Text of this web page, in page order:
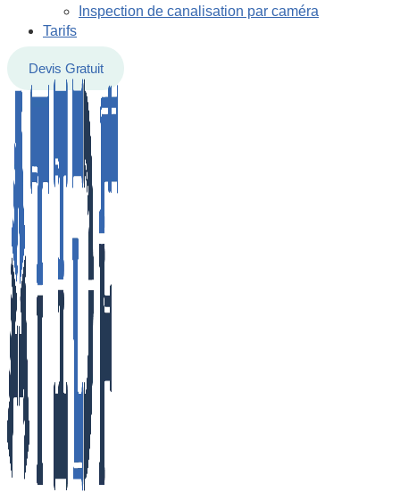
Inspection de canalisation par caméra
Tarifs
Devis Gratuit